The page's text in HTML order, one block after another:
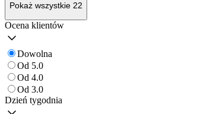
Pokaż wszystkie 22
Ocena klientów
Dowolna
Od 5.0
Od 4.0
Od 3.0
Dzień tygodnia